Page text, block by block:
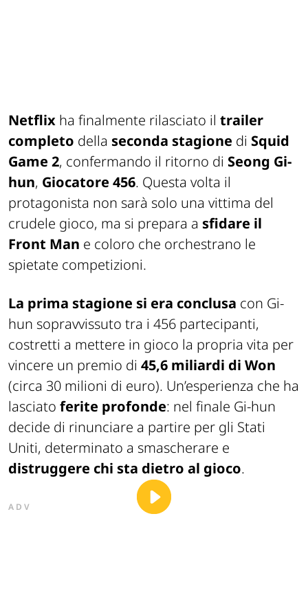
Netflix ha finalmente rilasciato il trailer
completo della seconda stagione di Squid
Game 2, confermando il ritorno di Seong Gi-
hun, Giocatore 456. Questa volta il
protagonista non sarà solo una vittima del
crudele gioco, ma si prepara a sfidare il
Front Man e coloro che orchestrano le
spietate competizioni.
La prima stagione si era conclusa con Gi-
hun sopravvissuto tra i 456 partecipanti,
costretti a mettere in gioco la propria vita per
vincere un premio di 45,6 miliardi di Won
(circa 30 milioni di euro). Un’esperienza che ha
lasciato ferite profonde: nel finale Gi-hun
decide di rinunciare a partire per gli Stati
Uniti, determinato a smascherare e
distruggere chi sta dietro al gioco.
ADV